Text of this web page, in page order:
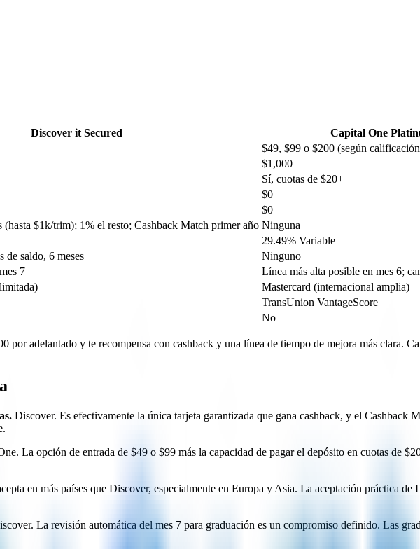
Discover it Secured
Capital One
$49, $99 o $200 (según
$1,000
Sí, cuotas de $20+
$0
$0
(hasta $1k/trim); 1% el resto; Cashback Match primer año Ninguna
29.49% Variable
de saldo, 6 meses
Ninguno
7
Línea más alta posible en mes 6;
Mastercard (internacional amplia)
TransUnion VantageScore
No
adelantado y te recompensa con cashback y una línea de tiempo de mejora más clara.
Discover. Es efectivamente la única tarjeta garantizada que gana cashback, y el Cashback
La opción de entrada de $49 o $99 más la capacidad de pagar el depósito en cuotas de
en más países que Discover, especialmente en Europa y Asia. La aceptación práctica
La revisión automática del mes 7 para graduación es un compromiso definido. Las